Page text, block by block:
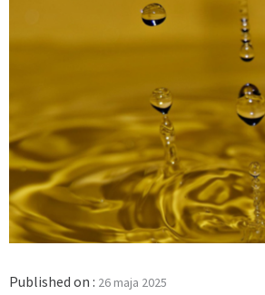
Published on : 26 maja 2025